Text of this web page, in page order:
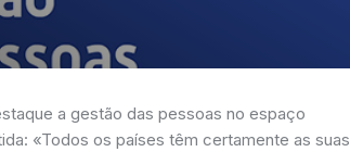
a gestão das pessoas no espaço
«Todos os países têm certamente as suas